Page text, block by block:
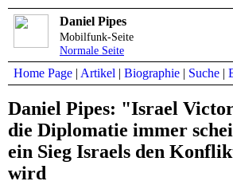
Daniel Pipes
Mobilfunk-Seite
Normale Seite
Home Page | Artikel | Biographie | Suche |
Daniel Pipes: "Israel
die Diplomatie immer
ein Sieg Israels den
wird